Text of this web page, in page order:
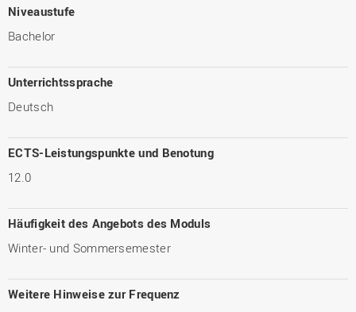
Niveaustufe
Bachelor
Unterrichtssprache
Deutsch
ECTS-Leistungspunkte und Benotung
12.0
Häufigkeit des Angebots des Moduls
Winter- und Sommersemester
Weitere Hinweise zur Frequenz